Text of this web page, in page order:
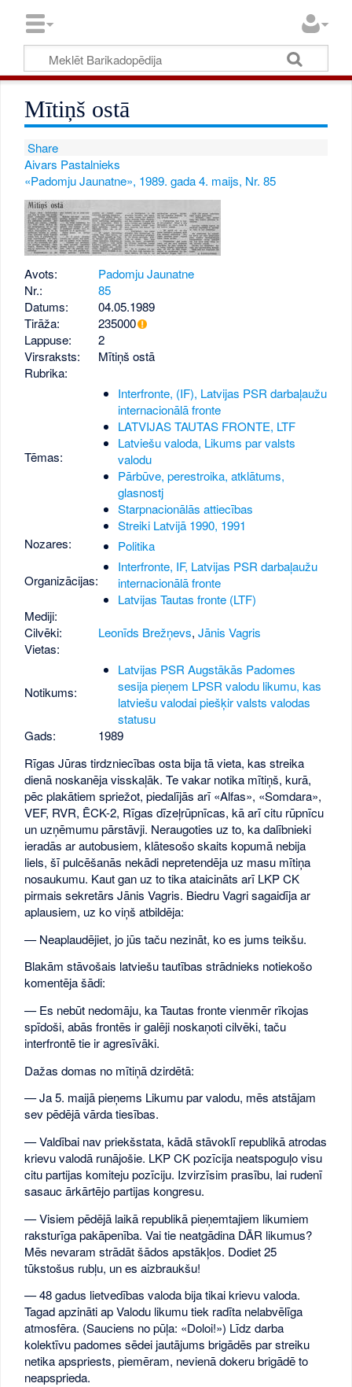
Mītiņš ostā
Share
Aivars Pastalnieks
«Padomju Jaunatne», 1989. gada 4. maijs, Nr. 85
Avots:
Padomju Jaunatne
Nr.:
85
Datums:
04.05.1989
Tirāža:
235000
Lappuse:
2
Virsraksts:
Mītiņš ostā
Rubrika:
Tēmas:
Interfronte, (IF), Latvijas PSR darbaļaužu
internacionālā fronte
LATVIJAS TAUTAS FRONTE, LTF
Latviešu valoda, Likums par valsts
valodu
Pārbūve, perestroika, atklātums,
glasnostj
Starpnacionālās attiecības
Streiki Latvijā 1990, 1991
Nozares:
Politika
Organizācijas:
Interfronte, IF, Latvijas PSR darbaļaužu
internacionālā fronte
Latvijas Tautas fronte (LTF)
Mediji:
Cilvēki:
Leonīds Brežņevs,Jānis Vagris
Vietas:
Notikums:
Latvijas PSR Augstākās Padomes
sesija pieņem LPSR valodu likumu, kas
latviešu valodai piešķir valsts valodas
statusu
Gads:
1989
Rīgas Jūras tirdzniecības osta bija tā vieta, kas streika
dienā noskanēja visskaļāk. Te vakar notika mītiņš, kurā,
pēc plakātiem spriežot, piedalījās arī «Alfas», «Somdara»,
VEF, RVR, ĒCK-2, Rīgas dīzeļrūpnīcas, kā arī citu rūpnīcu
un uzņēmumu pārstāvji. Neraugoties uz to, ka dalībnieki
ieradās ar autobusiem, klātesošo skaits kopumā nebija
liels, šī pulcēšanās nekādi nepretendēja uz masu mītiņa
nosaukumu. Kaut gan uz to tika ataicināts arī LKP CK
pirmais sekretārs Jānis Vagris. Biedru Vagri sagaidīja ar
aplausiem, uz ko viņš atbildēja:
— Neaplaudējiet, jo jūs taču nezināt, ko es jums teikšu.
Blakām stāvošais latviešu tautības strādnieks notiekošo
komentēja šādi:
— Es nebūt nedomāju, ka Tautas fronte vienmēr rīkojas
spīdoši, abās frontēs ir galēji noskaņoti cilvēki, taču
interfrontē tie ir agresīvāki.
Dažas domas no mītiņā dzirdētā:
— Ja 5. maijā pieņems Likumu par valodu, mēs atstājam
sev pēdējā vārda tiesības.
— Valdībai nav priekšstata, kādā stāvoklī republikā atrodas
krievu valodā runājošie. LKP CK pozīcija neatspoguļo visu
citu partijas komiteju pozīciju. Izvirzīsim prasību, lai rudenī
sasauc ārkārtējo partijas kongresu.
— Visiem pēdējā laikā republikā pieņemtajiem likumiem
raksturīga pakāpenība. Vai tie neatgādina DĀR likumus?
Mēs nevaram strādāt šādos apstākļos. Dodiet 25
tūkstošus rubļu, un es aizbraukšu!
— 48 gadus lietvedības valoda bija tikai krievu valoda.
Tagad apzināti ap Valodu likumu tiek radīta nelabvēlīga
atmosfēra. (Sauciens no pūļa: «Doloi!») Līdz darba
kolektīvu padomes sēdei jautājums brigādēs par streiku
netika apspriests, piemēram, nevienā dokeru brigādē to
neapsprieda.